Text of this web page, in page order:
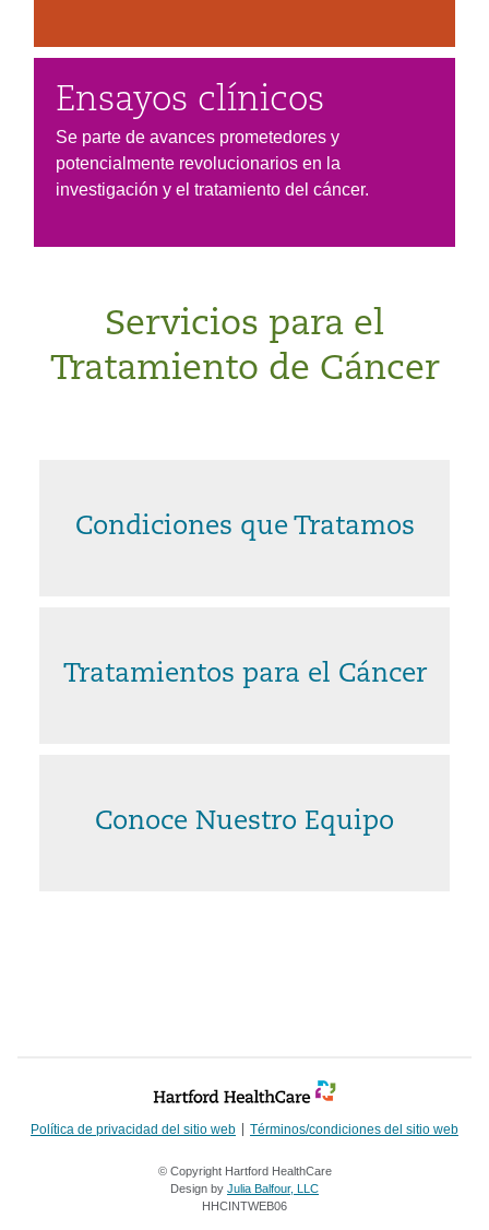
Ensayos clínicos
Se parte de avances prometedores y
potencialmente revolucionarios en la
investigación y el tratamiento del cáncer.
Servicios para el
Tratamiento de Cáncer
Condiciones que Tratamos
Tratamientos para el Cáncer
Conoce Nuestro Equipo
Política de privacidad del sitio web Términos/condiciones del sitio web
© Copyright Hartford HealthCare
Design by Julia Balfour, LLC
HHCINTWEB06